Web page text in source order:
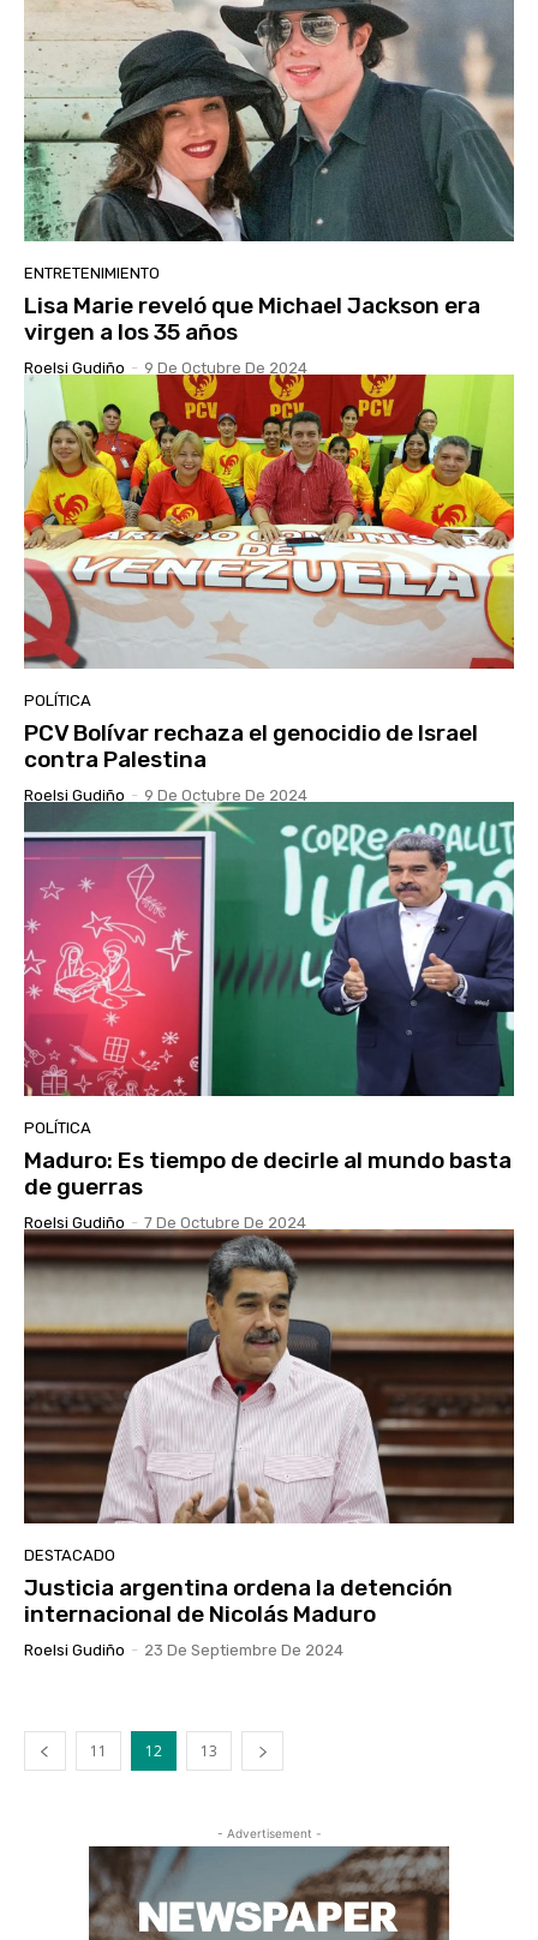
ENTRETENIMIENTO
Lisa Marie reveló que Michael Jackson era
virgen a los 35 años
Roelsi Gudiño - 9 De Octubre De 2024
POLÍTICA
PCV Bolívar rechaza el genocidio de Israel
contra Palestina
Roelsi Gudiño - 9 De Octubre De 2024
POLÍTICA
Maduro: Es tiempo de decirle al mundo basta
de guerras
Roelsi Gudiño - 7 De Octubre De 2024
DESTACADO
Justicia argentina ordena la detención
internacional de Nicolás Maduro
Roelsi Gudiño - 23 De Septiembre De 2024
11 12 13
- Advertisement -